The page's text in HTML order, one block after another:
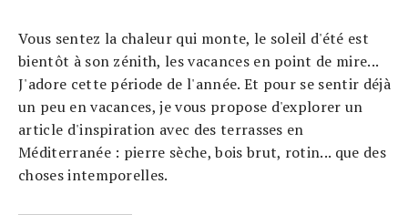
Vous sentez la chaleur qui monte, le soleil d'été est
bientôt à son zénith, les vacances en point de mire...
J'adore cette période de l'année. Et pour se sentir déjà
un peu en vacances, je vous propose d'explorer un
article d'inspiration avec des terrasses en
Méditerranée : pierre sèche, bois brut, rotin... que des
choses intemporelles.